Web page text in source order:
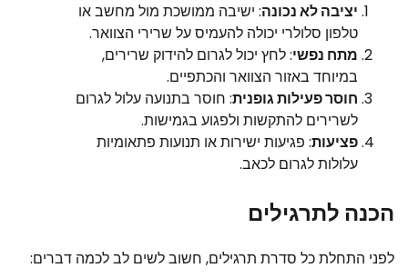
יציבה לא נכונה: ישיבה ממושכת מול מחשב או
טלפון סלולרי יכולה להעמיס על שרירי הצוואר.
מתח נפשי: לחץ יכול לגרום להידוק שרירים,
במיוחד באזור הצוואר והכתפיים.
חוסר פעילות גופנית: חוסר בתנועה עלול לגרום
לשרירים להתקשות ולפגוע בגמישות.
פציעות: פגיעות ישירות או תנועות פתאומיות
עלולות לגרום לכאב.
הכנה לתרגילים
לפני התחלת כל סדרת תרגילים, חשוב לשים לב לכמה דברים: